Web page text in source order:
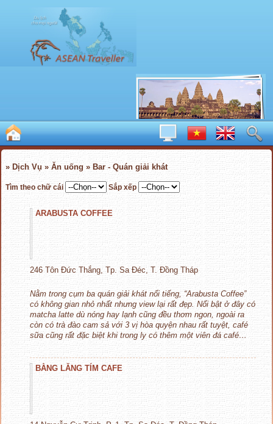
» Dịch Vụ » Ăn uống » Bar - Quán giải khát
Tìm theo chữ cái Sắp xếp
ARABUSTA COFFEE
246 Tôn Đức Thắng, Tp. Sa Đéc, T. Đồng Tháp
Nằm trong cụm ba quán giải khát nổi tiếng, “Arabusta Coffee”
có không gian nhỏ nhất nhưng view lại rất đẹp. Nổi bật ở đây có
matcha latte dù nóng hay lạnh cũng đều thơm ngon, ngoài ra
còn có trà đào cam sả với 3 vị hòa quyện nhau rất tuyệt, café
sữa cũng rất đặc biệt khi trong ly có thêm một viên đá café…
BẰNG LĂNG TÍM CAFE